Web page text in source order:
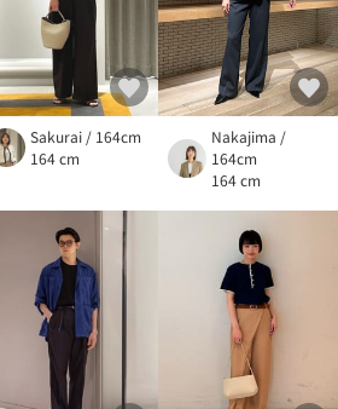
Sakurai / 164cm
164 cm
Nakajima /
164cm
164 cm